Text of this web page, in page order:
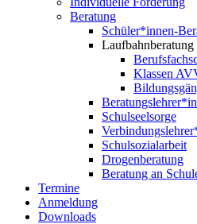
Beratung
Schüler*innen-
Laufbahnberatung
Klassen
Schulseelsorge
Schulsozialarbeit
Drogenberatung
Beratung an
Termine
Anmeldung
Downloads